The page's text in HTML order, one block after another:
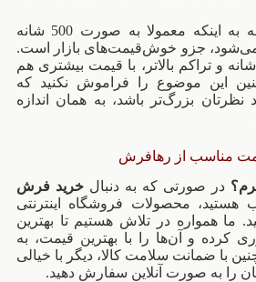
با توجه به اینکه معمولا به صورت 500 شانه
1500 عرضه می‌شود، جزو خوش‌قیمت‌های بازار است.
و تراکم بالاتر، با قیمت بیشتری هم
این موضوع را فراموش نکنید که
بزرگ‌تر باشد، به همان اندازه
مناسب از رهافرش
در صورتی که به دنبالخرید فرش
هستید، محصولات فروشگاه اینترنتی
ما همواره در تلاش هستیم تا بهترین
کرده و آن‌ها را با بهترین قیمت، به
با ضمانت سلامت کالا، دیگر با خیالی
را به صورت آنلاین سفارش دهید.